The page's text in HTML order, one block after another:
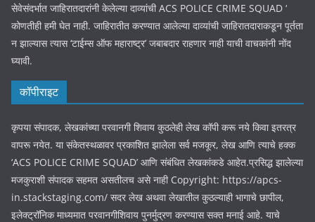
सेवेसंदर्भात जाहिरातदारांनी केलेल्या दाव्यांची ACS POLICE CRIME SQUAD ‘
कोणतीही हमी घेत नाही. जाहिरातीत करण्यात आलेल्या दाव्यांची जाहिरातदाराकडून पूर्तता
न झाल्यास त्यास ‘टाईम्स ऑफ महाराष्ट्र’ जबाबदार राहणार नाही याची वाचकांनी नोंद
घ्यावी.
कॉपीराइट
कृपया संपादक, लेखकांच्या परवानगी शिवाय कुठलेही लेख कॉपी करू नये किवा इतरत्र
वापरू नयेत. या संकेतस्थळावर प्रकाशित झालेला सर्व मजकूर, लेख आणि त्याचे हक्क
‘ACS POLICE CRIME SQUAD’ आणि संबंधित लेखकांकडे आहेत.प्रसिद्ध झालेल्या
मजकुराशी संपादक सहमत असतीलच असे नाही Copyright: https://apcs-
in.stackstaging.com/ सदर लेख अथवा लेखातील कुठल्याही भागाचे छापील,
इलेक्ट्रॉनिक माध्यमात परवानगीशिवाय पुनर्मुद्रण करण्यास सक्त मनाई आहे. याचे